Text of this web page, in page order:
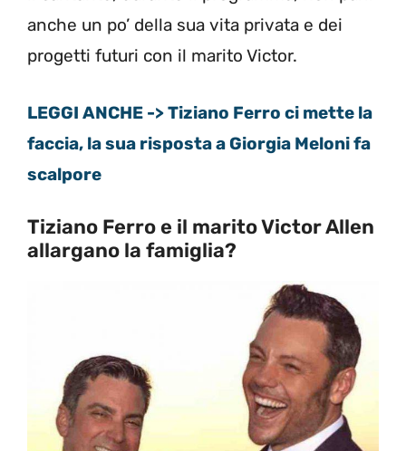
anche un po’ della sua vita privata e dei
progetti futuri con il marito Victor.
LEGGI ANCHE -> Tiziano Ferro ci mette la
faccia, la sua risposta a Giorgia Meloni fa
scalpore
Tiziano Ferro e il marito Victor Allen
allargano la famiglia?